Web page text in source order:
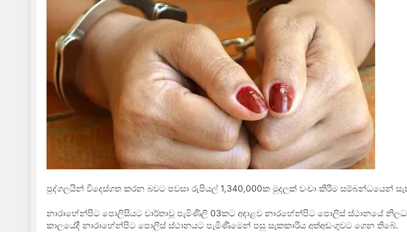
පුද්ගලයින් විදෙස්ගත කරන බවට පවසා රුපියල් 1,340,000ක මුදලක් වංචා කිරීම සම්බන්ධයෙන්
නාරාහේන්පිට පොලිසියට වාර්තාවූ පැමිණිලි 03කට අදාළව නාරහේන්පිට පොලිස් ස්ථානයේ
කාලයේදී නාරාහේන්පිට පොලිස් ස්ථානයට පැමිණීමෙන් පසු සැකකාරිය අත්අඩංගුවට ගෙන තිබේ.